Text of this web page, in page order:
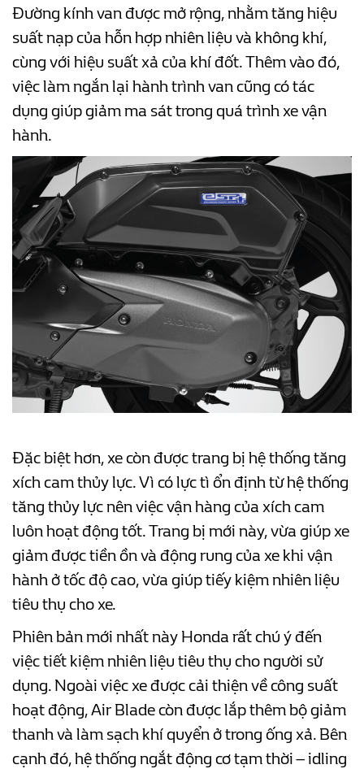
Đường kính van được mở rộng, nhằm tăng hiệu
suất nạp của hỗn hợp nhiên liệu và không khí,
cùng với hiệu suất xả của khí đốt. Thêm vào đó,
việc làm ngắn lại hành trình van cũng có tác
dụng giúp giảm ma sát trong quá trình xe vận
hành.
Đặc biệt hơn, xe còn được trang bị hệ thống tăng
xích cam thủy lực. Vì có lực tì ổn định từ hệ thống
tăng thủy lực nên việc vận hàng của xích cam
luôn hoạt động tốt. Trang bị mới này, vừa giúp xe
giảm được tiền ồn và động rung của xe khi vận
hành ở tốc độ cao, vừa giúp tiếy kiệm nhiên liệu
tiêu thụ cho xe.
Phiên bản mới nhất này Honda rất chú ý đến
việc tiết kiệm nhiên liệu tiêu thụ cho người sử
dụng. Ngoài việc xe được cải thiện về công suất
hoạt động, Air Blade còn được lắp thêm bộ giảm
thanh và làm sạch khí quyển ở trong ống xả. Bên
cạnh đó, hệ thống ngắt động cơ tạm thời – idling